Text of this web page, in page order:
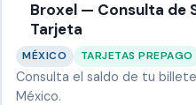
Broxel — Consulta de
Tarjeta
MÉXICO TARJETAS PREPAGO
Consulta el saldo de tu
México.